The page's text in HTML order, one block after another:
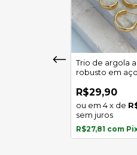
Trio de argola
robusto em aço
R$29,90
4x de
sem juros
R$27,81 com